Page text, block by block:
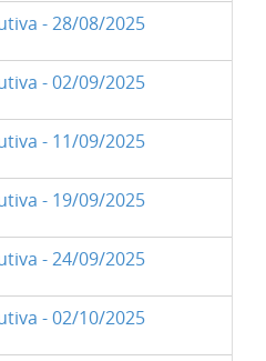
- 28/08/2025
- 02/09/2025
- 11/09/2025
- 19/09/2025
- 24/09/2025
- 02/10/2025